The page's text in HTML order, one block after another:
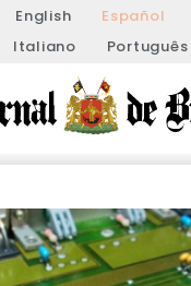
English Español
Italiano
Português